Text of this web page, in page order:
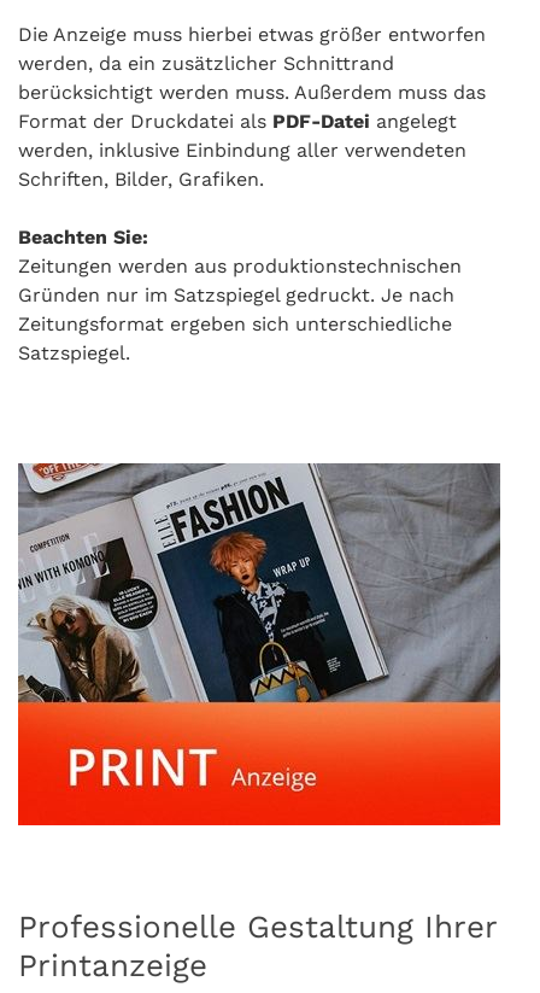
Die Anzeige muss hierbei etwas größer entworfen
werden, da ein zusätzlicher Schnittrand
berücksichtigt werden muss. Außerdem muss das
Format der Druckdatei als PDF-Datei angelegt
werden, inklusive Einbindung aller verwendeten
Schriften, Bilder, Grafiken.
Beachten Sie:
Zeitungen werden aus produktionstechnischen
Gründen nur im Satzspiegel gedruckt. Je nach
Zeitungsformat ergeben sich unterschiedliche
Satzspiegel.
Professionelle Gestaltung Ihrer
Printanzeige